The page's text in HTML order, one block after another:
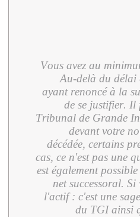
Vous avez au
Au-delà du délai
ayant renoncé à la
de se justifier. Il
Tribunal de Grande
devant votre
décédée, certains
cas, ce n'est pas une
est également
net successoral.
l'actif : c'est une
du TGI ainsi